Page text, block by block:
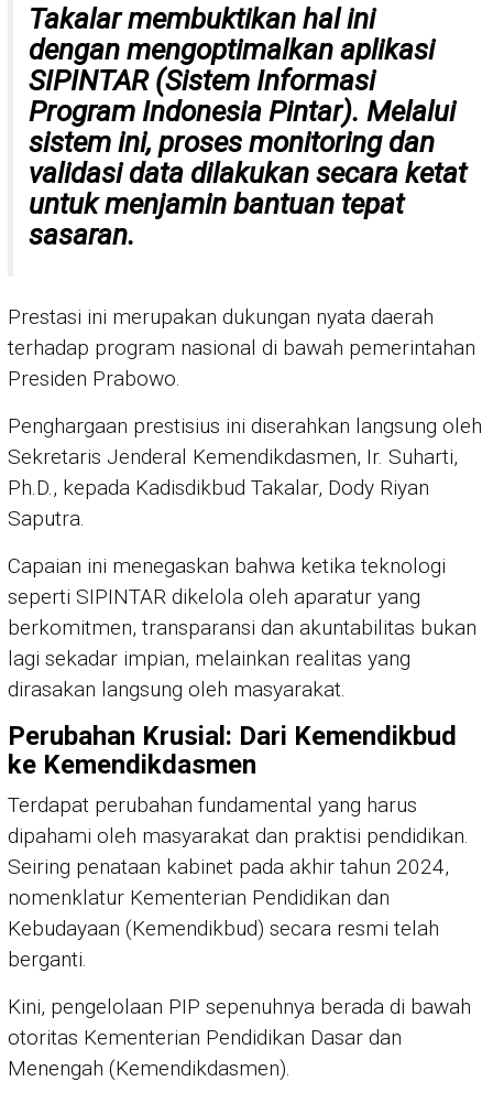
Takalar membuktikan hal ini
dengan mengoptimalkan aplikasi
SIPINTAR (Sistem Informasi
Program Indonesia Pintar). Melalui
sistem ini, proses monitoring dan
validasi data dilakukan secara ketat
untuk menjamin bantuan tepat
sasaran.
Prestasi ini merupakan dukungan nyata daerah
terhadap program nasional di bawah pemerintahan
Presiden Prabowo.
Penghargaan prestisius ini diserahkan langsung oleh
Sekretaris Jenderal Kemendikdasmen, Ir. Suharti,
Ph.D., kepada Kadisdikbud Takalar, Dody Riyan
Saputra.
Capaian ini menegaskan bahwa ketika teknologi
seperti SIPINTAR dikelola oleh aparatur yang
berkomitmen, transparansi dan akuntabilitas bukan
lagi sekadar impian, melainkan realitas yang
dirasakan langsung oleh masyarakat.
Perubahan Krusial: Dari Kemendikbud
ke Kemendikdasmen
Terdapat perubahan fundamental yang harus
dipahami oleh masyarakat dan praktisi pendidikan.
Seiring penataan kabinet pada akhir tahun 2024,
nomenklatur Kementerian Pendidikan dan
Kebudayaan (Kemendikbud) secara resmi telah
berganti.
Kini, pengelolaan PIP sepenuhnya berada di bawah
otoritas Kementerian Pendidikan Dasar dan
Menengah (Kemendikdasmen).